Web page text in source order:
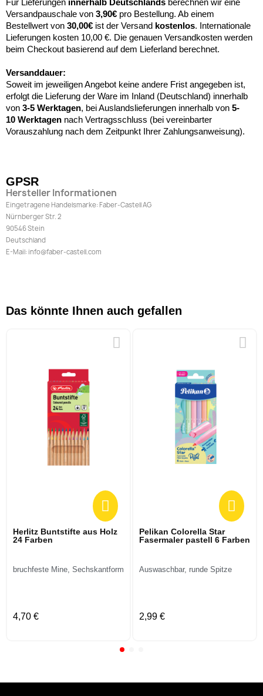
Für Lieferungen innerhalb Deutschlands berechnen wir eine
Versandpauschale von 3,90€ pro Bestellung. Ab einem
Bestellwert von 30,00€ ist der Versand kostenlos. Internationale
Lieferungen kosten 10,00 €. Die genauen Versandkosten werden
beim Checkout basierend auf dem Lieferland berechnet.
Versanddauer:
Soweit im jeweiligen Angebot keine andere Frist angegeben ist,
erfolgt die Lieferung der Ware im Inland (Deutschland) innerhalb
von 3-5 Werktagen, bei Auslandslieferungen innerhalb von 5-
10 Werktagen nach Vertragsschluss (bei vereinbarter
Vorauszahlung nach dem Zeitpunkt Ihrer Zahlungsanweisung).
GPSR
Hersteller Informationen
Eingetragene Handelsmarke: Faber-Castell AG
Nürnberger Str. 2
90546 Stein
Deutschland
E-Mail: info@faber-castell.com
Das könnte Ihnen auch gefallen
Herlitz Buntstifte aus Holz
24 Farben
bruchfeste Mine, Sechskantform
4,70 €
Pelikan Colorella Star
Fasermaler pastell 6 Farben
Auswaschbar, runde Spitze
2,99 €